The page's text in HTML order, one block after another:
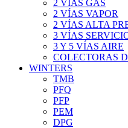
2 VÍAS GAS
2 VÍAS VAPOR
2 VÍAS ALTA
3 VÍAS
3 Y 5 VÍAS AIRE
COLECTORAS
WINTERS
TMB
PFQ
PFP
PEM
DPG